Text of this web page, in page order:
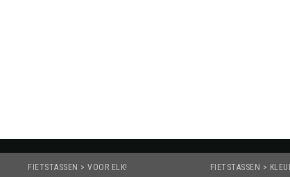
FIETSTASSEN > VOOR ELK! FIETSTASSEN >